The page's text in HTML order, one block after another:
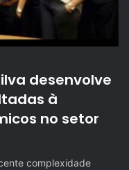
desenvolve
à
no setor
complexidade